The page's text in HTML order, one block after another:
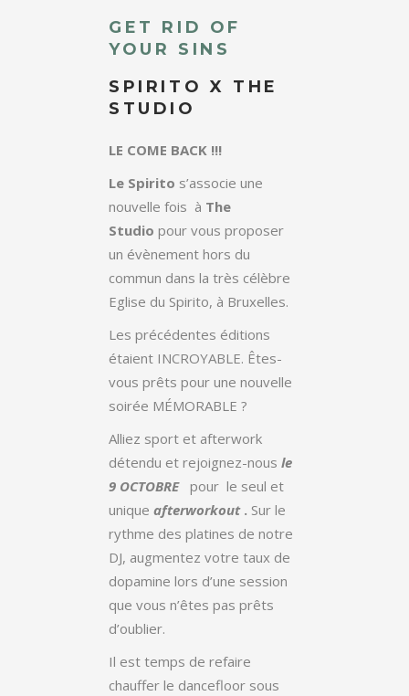
GET RID OF
YOUR SINS
SPIRITO X THE
STUDIO
LE COME BACK !!!
Le Spirito s’associe une
nouvelle fois à The
Studio pour vous proposer
un évènement hors du
commun dans la très célèbre
Eglise du Spirito, à Bruxelles.
Les précédentes éditions
étaient INCROYABLE. Êtes-
vous prêts pour une nouvelle
soirée MÉMORABLE ?
Alliez sport et afterwork
détendu et rejoignez-nous le
9 OCTOBRE pour le seul et
unique afterworkout . Sur le
rythme des platines de notre
DJ, augmentez votre taux de
dopamine lors d’une session
que vous n’êtes pas prêts
d’oublier.
Il est temps de refaire
chauffer le dancefloor sous